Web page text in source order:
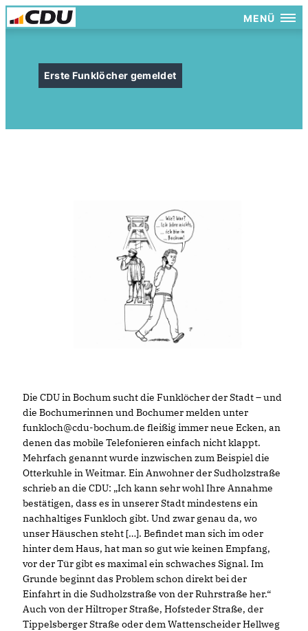
MENÜ
Erste Funklöcher gemeldet
Die CDU in Bochum sucht die Funklöcher der Stadt – und
die Bochumerinnen und Bochumer melden unter
funkloch@cdu-bochum.de fleißig immer neue Ecken, an
denen das mobile Telefonieren einfach nicht klappt.
Mehrfach genannt wurde inzwischen zum Beispiel die
Otterkuhle in Weitmar. Ein Anwohner der Sudholzstraße
schrieb an die CDU: „Ich kann sehr wohl Ihre Annahme
bestätigen, dass es in unserer Stadt mindestens ein
nachhaltiges Funkloch gibt. Und zwar genau da, wo
unser Häuschen steht […]. Befindet man sich im oder
hinter dem Haus, hat man so gut wie keinen Empfang,
vor der Tür gibt es maximal ein schwaches Signal. Im
Grunde beginnt das Problem schon direkt bei der
Einfahrt in die Sudholzstraße von der Ruhrstraße her.“
Auch von der Hiltroper Straße, Hofsteder Straße, der
Tippelsberger Straße oder dem Wattenscheider Hellweg